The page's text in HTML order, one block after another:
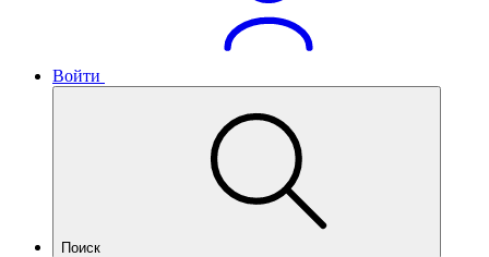
Войти
Поиск